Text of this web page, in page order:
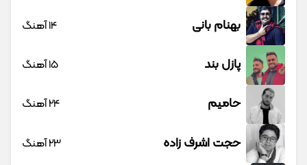
بهنام بانی 14 آهنگ
پازل بند 15 آهنگ
حامیم 24 آهنگ
حجت اشرف زاده 23 آهنگ